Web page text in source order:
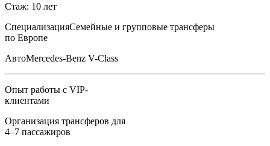
Стаж: 10 лет
СпециализацияСемейные и групповые трансферы
по Европе
АвтоMercedes-Benz V-Class
Опыт работы с VIP-
клиентами
Организация трансферов для
4–7 пассажиров